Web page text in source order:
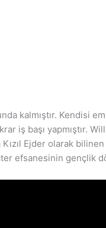
kalmıştır. Kendisi
iş başı yapmıştır.
Ejder olarak
efsanesinin gençlik